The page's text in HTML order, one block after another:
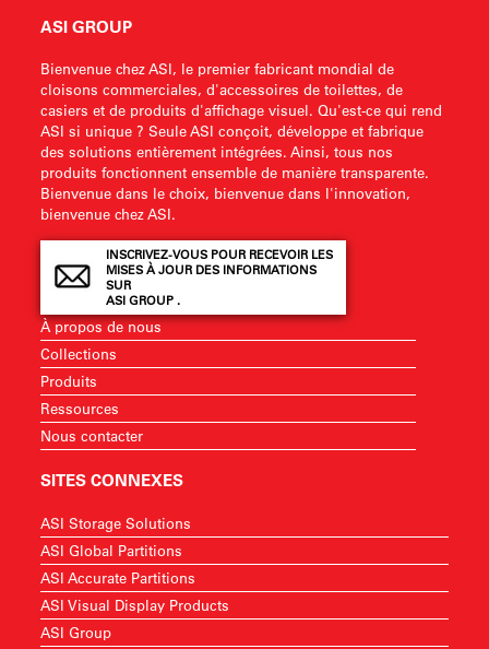
ASI GROUP
Bienvenue chez ASI, le premier fabricant mondial de
cloisons commerciales, d'accessoires de toilettes, de
casiers et de produits d'affichage visuel. Qu'est-ce qui rend
ASI si unique ? Seule ASI conçoit, développe et fabrique
des solutions entièrement intégrées. Ainsi, tous nos
produits fonctionnent ensemble de manière transparente.
Bienvenue dans le choix, bienvenue dans l'innovation,
bienvenue chez ASI.
INSCRIVEZ-VOUS POUR RECEVOIR LES
MISES À JOUR DES INFORMATIONS
SUR
ASI GROUP .
À propos de nous
Collections
Produits
Ressources
Nous contacter
SITES CONNEXES
ASI Storage Solutions
ASI Global Partitions
ASI Accurate Partitions
ASI Visual Display Products
ASI Group